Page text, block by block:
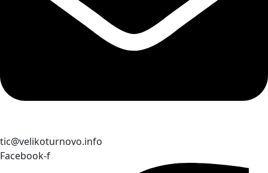
tic@velikoturnovo.info
Facebook-f